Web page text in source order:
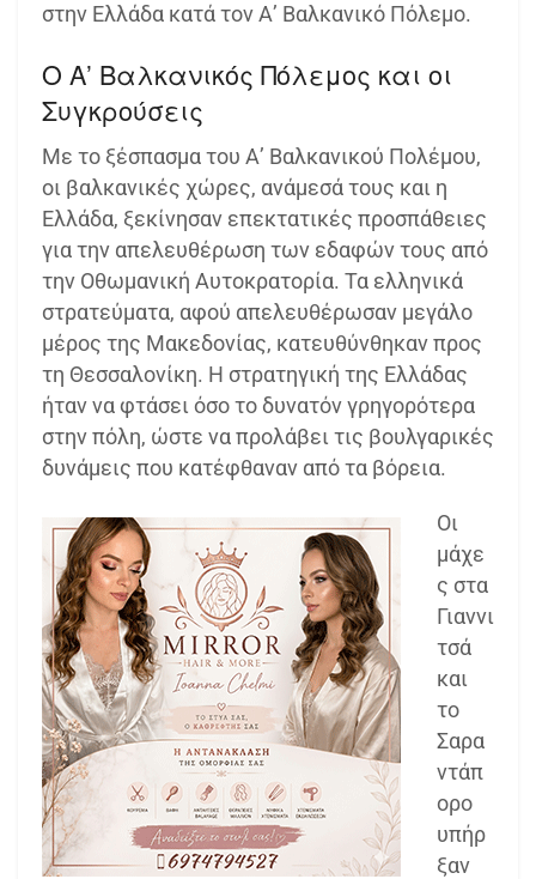
στην Ελλάδα κατά τον Α’ Βαλκανικό Πόλεμο.
Ο Α’ Βαλκανικός Πόλεμος και οι
Συγκρούσεις
Με το ξέσπασμα του Α’ Βαλκανικού Πολέμου,
οι βαλκανικές χώρες, ανάμεσά τους και η
Ελλάδα, ξεκίνησαν επεκτατικές προσπάθειες
για την απελευθέρωση των εδαφών τους από
την Οθωμανική Αυτοκρατορία. Τα ελληνικά
στρατεύματα, αφού απελευθέρωσαν μεγάλο
μέρος της Μακεδονίας, κατευθύνθηκαν προς
τη Θεσσαλονίκη. Η στρατηγική της Ελλάδας
ήταν να φτάσει όσο το δυνατόν γρηγορότερα
στην πόλη, ώστε να προλάβει τις βουλγαρικές
δυνάμεις που κατέφθαναν από τα βόρεια.
Οι
μάχε
ς στα
Γιαννι
τσά
και
το
Σαρα
ντάπ
ορο
υπήρ
ξαν